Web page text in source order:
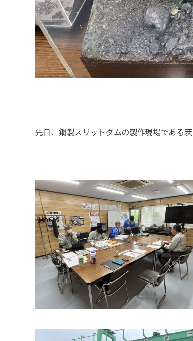
先日、鋼製スリットダムの製作現場である
社員紹介・
新卒採用情
一般採用